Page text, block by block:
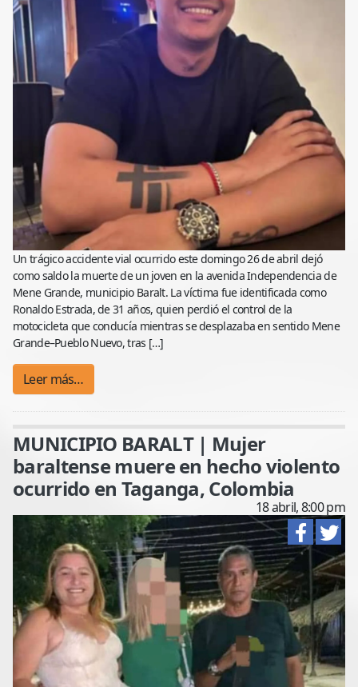
Un trágico accidente vial ocurrido este domingo 26 de abril dejó
como saldo la muerte de un joven en la avenida Independencia de
Mene Grande, municipio Baralt. La víctima fue identificada como
Ronaldo Estrada, de 31 años, quien perdió el control de la
motocicleta que conducía mientras se desplazaba en sentido Mene
Grande–Pueblo Nuevo, tras […]
Leer más…
MUNICIPIO BARALT | Mujer
baraltense muere en hecho violento
ocurrido en Taganga, Colombia
18 abril, 8:00 pm